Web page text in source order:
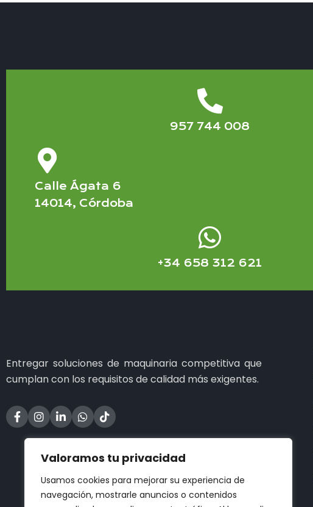
Valoramos tu privacidad
Usamos cookies para mejorar su experiencia de
navegación, mostrarle anuncios o contenidos
957 744 008
Calle Ágata 6
14014, Córdoba
+34 658 312 621
Entregar soluciones de maquinaria competitiva que
cumplan con los requisitos de calidad más exigentes.